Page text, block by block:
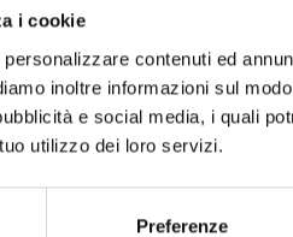
i cookie
contenuti ed
inoltre informazioni sul
e social media, i quali
utilizzo dei loro servizi.
Preferenze